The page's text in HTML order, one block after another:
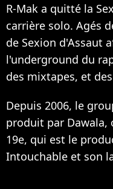
R-Mak a quitté la
carrière solo. Agés
de Sexion d'Assaut
l'underground du
des mixtapes, et
Depuis 2006, le
produit par Dawala,
19e, qui est le
Intouchable et son